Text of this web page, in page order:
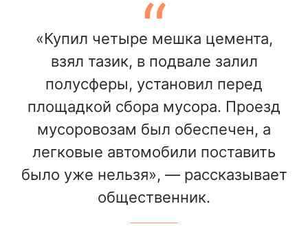
«Купил четыре мешка цемента,
взял тазик, в подвале залил
полусферы, установил перед
площадкой сбора мусора. Проезд
мусоровозам был обеспечен, а
легковые автомобили поставить
было уже нельзя», — рассказывает
общественник.